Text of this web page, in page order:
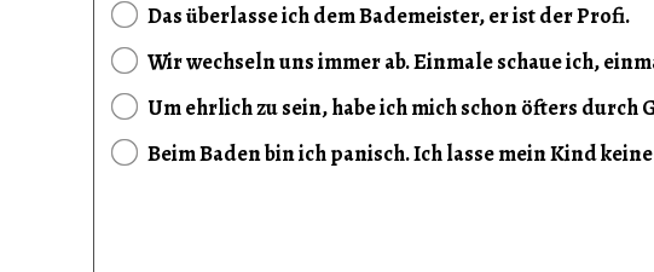
Das überlasse ich dem Bademeister, er ist der Profi.
Wir wechseln uns immer ab. Einmale schaue ich,
Um ehrlich zu sein, habe ich mich schon öfters durch
Beim Baden bin ich panisch. Ich lasse mein Kind